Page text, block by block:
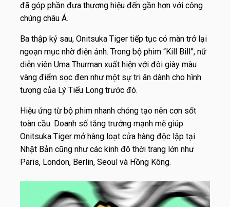
đã góp phần đưa thương hiệu đến gần hơn với công
chúng châu Á.
Ba thập kỷ sau, Onitsuka Tiger tiếp tục có màn trở lại
ngoạn mục nhờ điện ảnh. Trong bộ phim “Kill Bill”, nữ
diễn viên Uma Thurman xuất hiện với đôi giày màu
vàng điểm sọc đen như một sự tri ân dành cho hình
tượng của Lý Tiểu Long trước đó.
Hiệu ứng từ bộ phim nhanh chóng tạo nên cơn sốt
toàn cầu. Doanh số tăng trưởng mạnh mẽ giúp
Onitsuka Tiger mở hàng loạt cửa hàng độc lập tại
Nhật Bản cũng như các kinh đô thời trang lớn như
Paris, London, Berlin, Seoul và Hồng Kông.